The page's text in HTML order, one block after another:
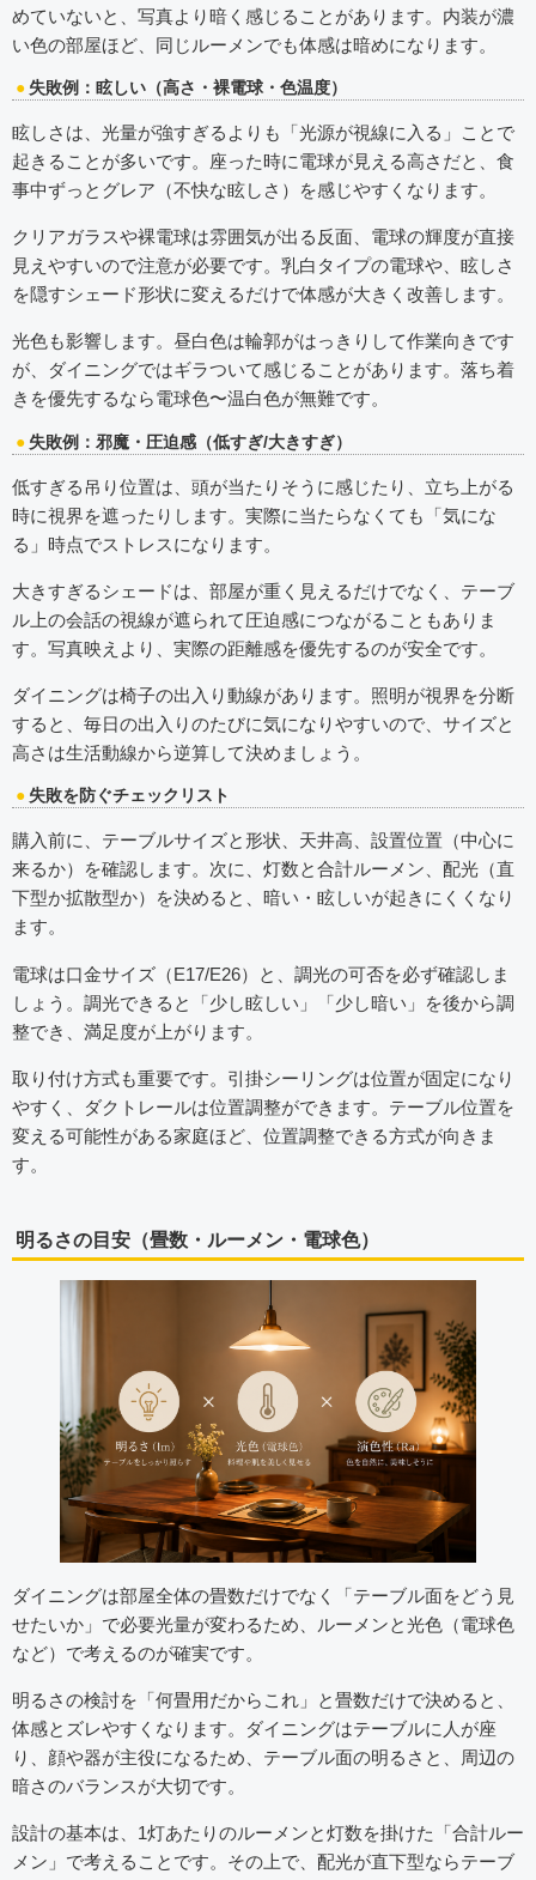
めていないと、写真より暗く感じることがあります。内装が濃
い色の部屋ほど、同じルーメンでも体感は暗めになります。
失敗例：眩しい（高さ・裸電球・色温度）
眩しさは、光量が強すぎるよりも「光源が視線に入る」ことで
起きることが多いです。座った時に電球が見える高さだと、食
事中ずっとグレア（不快な眩しさ）を感じやすくなります。
クリアガラスや裸電球は雰囲気が出る反面、電球の輝度が直接
見えやすいので注意が必要です。乳白タイプの電球や、眩しさ
を隠すシェード形状に変えるだけで体感が大きく改善します。
光色も影響します。昼白色は輪郭がはっきりして作業向きです
が、ダイニングではギラついて感じることがあります。落ち着
きを優先するなら電球色〜温白色が無難です。
失敗例：邪魔・圧迫感（低すぎ/大きすぎ）
低すぎる吊り位置は、頭が当たりそうに感じたり、立ち上がる
時に視界を遮ったりします。実際に当たらなくても「気にな
る」時点でストレスになります。
大きすぎるシェードは、部屋が重く見えるだけでなく、テーブ
ル上の会話の視線が遮られて圧迫感につながることもありま
す。写真映えより、実際の距離感を優先するのが安全です。
ダイニングは椅子の出入り動線があります。照明が視界を分断
すると、毎日の出入りのたびに気になりやすいので、サイズと
高さは生活動線から逆算して決めましょう。
失敗を防ぐチェックリスト
購入前に、テーブルサイズと形状、天井高、設置位置（中心に
来るか）を確認します。次に、灯数と合計ルーメン、配光（直
下型か拡散型か）を決めると、暗い・眩しいが起きにくくなり
ます。
電球は口金サイズ（E17/E26）と、調光の可否を必ず確認しま
しょう。調光できると「少し眩しい」「少し暗い」を後から調
整でき、満足度が上がります。
取り付け方式も重要です。引掛シーリングは位置が固定になり
やすく、ダクトレールは位置調整ができます。テーブル位置を
変える可能性がある家庭ほど、位置調整できる方式が向きま
す。
明るさの目安（畳数・ルーメン・電球色）
ダイニングは部屋全体の畳数だけでなく「テーブル面をどう見
せたいか」で必要光量が変わるため、ルーメンと光色（電球色
など）で考えるのが確実です。
明るさの検討を「何畳用だからこれ」と畳数だけで決めると、
体感とズレやすくなります。ダイニングはテーブルに人が座
り、顔や器が主役になるため、テーブル面の明るさと、周辺の
暗さのバランスが大切です。
設計の基本は、1灯あたりのルーメンと灯数を掛けた「合計ルー
メン」で考えることです。その上で、配光が直下型ならテーブ